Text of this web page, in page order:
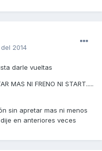
2014
darle vueltas
MAS NI FRENO NI START.....
sin apretar mas ni menos
en anteriores veces